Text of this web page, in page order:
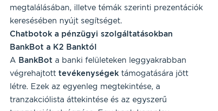
megtalálásában, illetve témák szerinti prezentációk
keresésében nyújt segítséget.
Chatbotok a pénzügyi szolgáltatásokban
BankBot a K2 Banktól
A BankBot a banki felületeken leggyakrabban
végrehajtott tevékenységek támogatására jött
létre. Ezek az egyenleg megtekintése, a
tranzakciólista áttekintése és az egyszerű